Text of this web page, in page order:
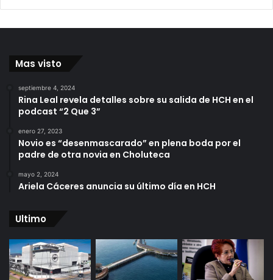
Mas visto
septiembre 4, 2024
Rina Leal revela detalles sobre su salida de HCH en el
podcast “2 Que 3”
enero 27, 2023
Novio es “desenmascarado” en plena boda por el
padre de otra novia en Choluteca
mayo 2, 2024
Ariela Cáceres anuncia su último día en HCH
Ultimo